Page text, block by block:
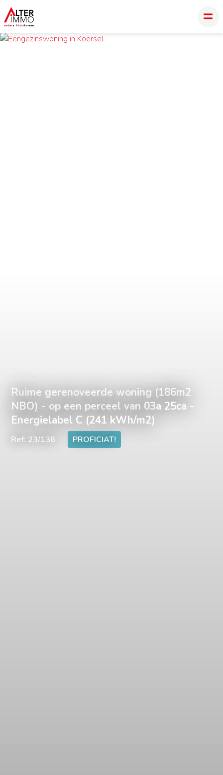
Ruime gerenoveerde woning (186m2
NBO) - op een perceel van 03a 25ca -
Energielabel C (241 kWh/m2)
Ref: 23/136 PROFICIAT!